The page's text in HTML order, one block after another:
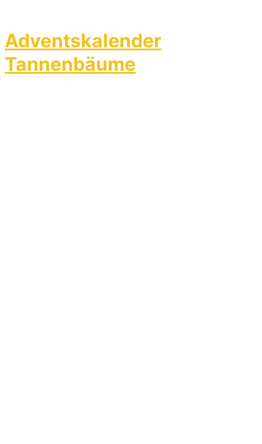
Adventskalender
Tannenbäume